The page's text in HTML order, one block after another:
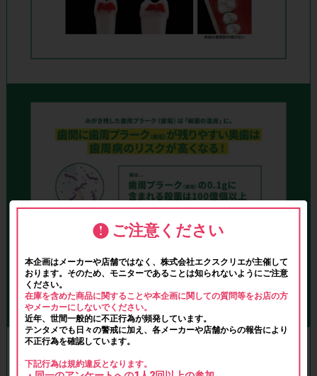
ご注意ください
本企画はメーカーや店舗ではなく、株式会社エクスクリエが主催して
おります。そのため、モニターであることは知られないようにご注意
ください。
在庫を含めた商品に関することや本企画に関しての質問等をお店の方
やメーカーにしないでください。
近年、世間一般的に不正行為が頻発しています。
テンタメでも日々の警戒に加え、各メーカーや店舗からの報告により
不正行為を確認しています。
下記行為は規約違反となります。